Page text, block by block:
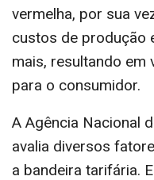
vermelha, por sua
custos de produção
mais, resultando em
para o consumidor.
A Agência Nacional
avalia diversos
a bandeira tarifária.